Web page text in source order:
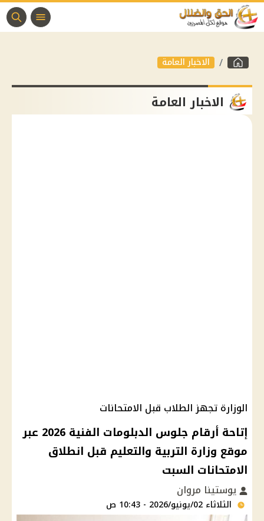
الاخبار العامة
الاخبار العامة
الوزارة تجهز الطلاب قبل الامتحانات
إتاحة أرقام جلوس الدبلومات الفنية 2026 عبر
موقع وزارة التربية والتعليم قبل انطلاق
الامتحانات السبت
يوستينا مروان
الثلاثاء 02/يونيو/2026 - 10:43 ص